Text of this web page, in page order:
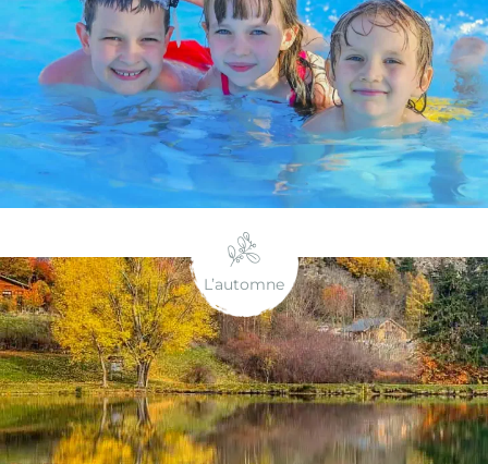
L’automne